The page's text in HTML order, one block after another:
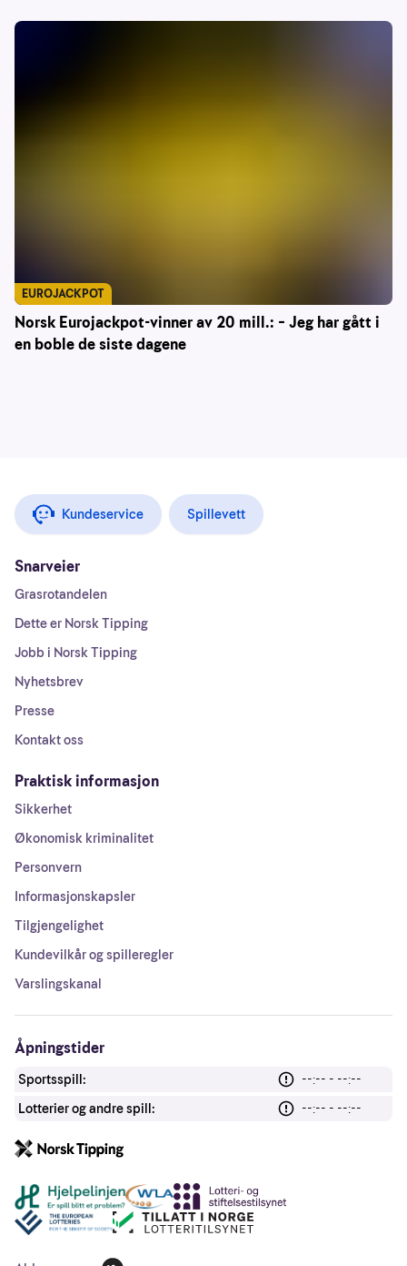
Norsk Eurojackpot-vinner av 20 mill.: – Jeg har gått i
en boble de siste dagene
EUROJACKPOT
Kundeservice Spillevett
Snarveier
Grasrotandelen
Dette er Norsk Tipping
Jobb i Norsk Tipping
Nyhetsbrev
Presse
Kontakt oss
Praktisk informasjon
Sikkerhet
Økonomisk kriminalitet
Personvern
Informasjonskapsler
Tilgjengelighet
Kundevilkår og spilleregler
Varslingskanal
Åpningstider
Sportsspill:
--:-- - --:--
Lotterier og andre spill:
--:-- - --:--
Andre lenker